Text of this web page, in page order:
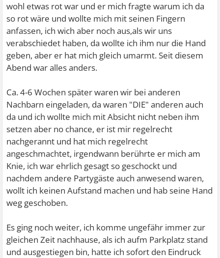
wohl etwas rot war und er mich fragte warum ich da
so rot wäre und wollte mich mit seinen Fingern
anfassen, ich wich aber noch aus,als wir uns
verabschiedet haben, da wollte ich ihm nur die Hand
geben, aber er hat mich gleich umarmt. Seit diesem
Abend war alles anders.
Ca. 4-6 Wochen später waren wir bei anderen
Nachbarn eingeladen, da waren "DIE" anderen auch
da und ich wollte mich mit Absicht nicht neben ihm
setzen aber no chance, er ist mir regelrecht
nachgerannt und hat mich regelrecht
angeschmachtet, irgendwann berührte er mich am
Knie, ich war ehrlich gesagt so geschockt und
nachdem andere Partygäste auch anwesend waren,
wollt ich keinen Aufstand machen und hab seine Hand
weg geschoben.
Es ging noch weiter, ich komme ungefähr immer zur
gleichen Zeit nachhause, als ich aufm Parkplatz stand
und ausgestiegen bin, hatte ich sofort den Eindruck